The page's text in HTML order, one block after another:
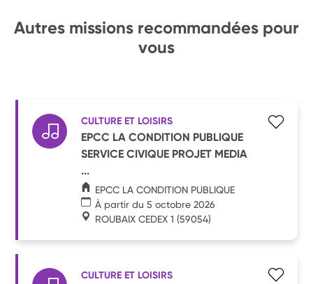
Autres missions recommandées pour
vous
CULTURE ET LOISIRS
EPCC LA CONDITION PUBLIQUE
SERVICE CIVIQUE PROJET MEDIA
...
EPCC LA CONDITION PUBLIQUE
À partir du 5 octobre 2026
ROUBAIX CEDEX 1 (59054)
CULTURE ET LOISIRS